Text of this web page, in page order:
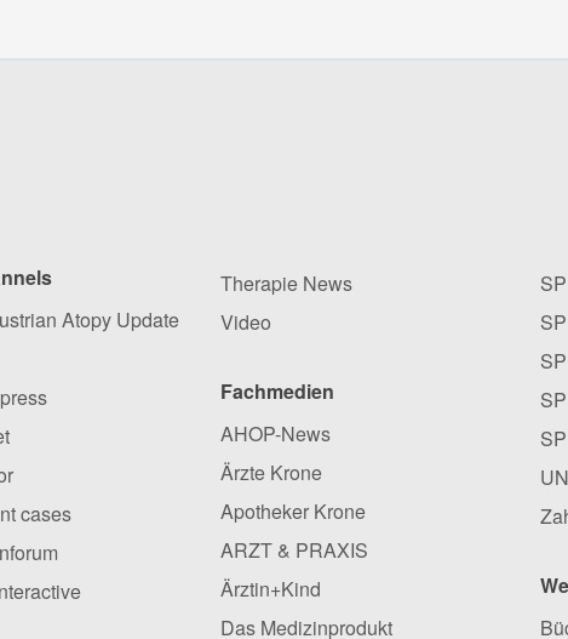
Atopy Update
cases
Therapie News
Video
Fachmedien
AHOP-News
Ärzte Krone
Apotheker Krone
ARZT & PRAXIS
Ärztin+Kind
Das Medizinprodukt